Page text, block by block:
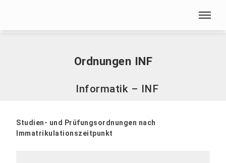
Ordnungen INF
Informatik – INF
Studien- und Prüfungsordnungen nach
Immatrikulationszeitpunkt